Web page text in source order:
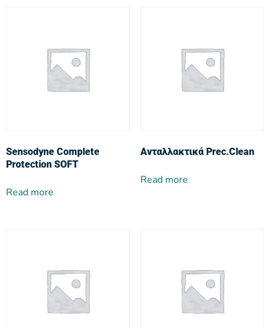
Sensodyne Complete
Protection SOFT
Read more
Ανταλλακτικά Prec.Clean
Read more